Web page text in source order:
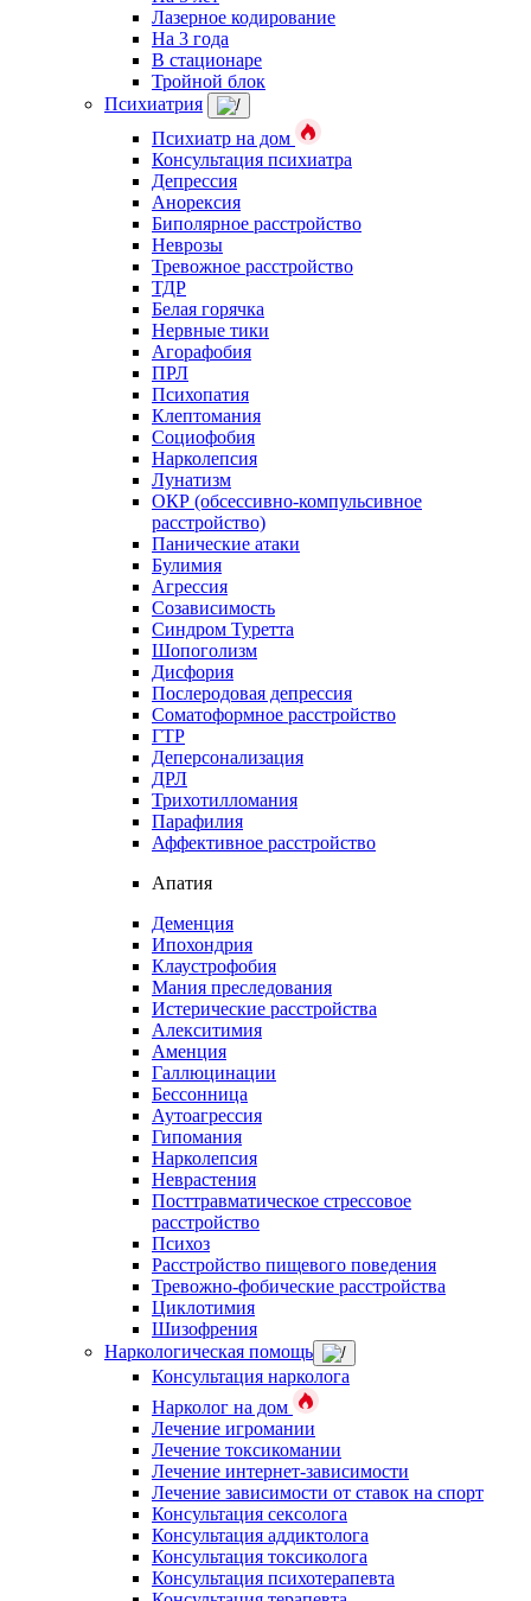
Лазерное кодирование
На 3 года
В стационаре
Тройной блок
Психиатрия
Психиатр на дом
Консультация психиатра
Депрессия
Анорексия
Биполярное расстройство
Неврозы
Тревожное расстройство
ТДР
Белая горячка
Нервные тики
Агорафобия
ПРЛ
Психопатия
Клептомания
Социофобия
Нарколепсия
Лунатизм
ОКР (обсессивно-компульсивное
расстройство)
Панические атаки
Булимия
Агрессия
Созависимость
Синдром Туретта
Шопоголизм
Дисфория
Послеродовая депрессия
Соматоформное расстройство
ГТР
Деперсонализация
ДРЛ
Трихотилломания
Парафилия
Аффективное расстройство
Апатия
Деменция
Ипохондрия
Клаустрофобия
Мания преследования
Истерические расстройства
Алекситимия
Аменция
Галлюцинации
Бессонница
Аутоагрессия
Гипомания
Нарколепсия
Неврастения
Посттравматическое стрессовое
расстройство
Психоз
Расстройство пищевого поведения
Тревожно-фобические расстройства
Циклотимия
Шизофрения
Наркологическая помощь
Консультация нарколога
Нарколог на дом
Лечение игромании
Лечение токсикомании
Лечение интернет-зависимости
Лечение зависимости от ставок на спорт
Консультация сексолога
Консультация аддиктолога
Консультация токсиколога
Консультация психотерапевта